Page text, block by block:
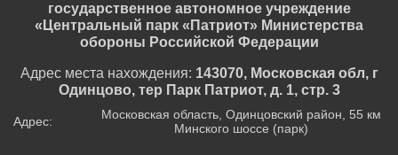
государственное автономное учреждение
«Центральный парк «Патриот» Министерства
обороны Российской Федерации
Адрес места нахождения: 143070, Московская обл, г
Одинцово, тер Парк Патриот, д. 1, стр. 3
Адрес:
Московская область, Одинцовский район, 55 км
Минского шоссе (парк)